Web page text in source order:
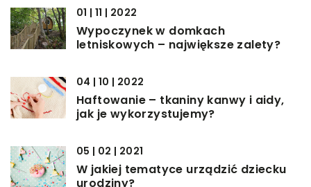
01 | 11 | 2022
Wypoczynek w domkach
letniskowych – największe zalety?
04 | 10 | 2022
Haftowanie – tkaniny kanwy i aidy,
jak je wykorzystujemy?
05 | 02 | 2021
W jakiej tematyce urządzić dziecku
urodziny?